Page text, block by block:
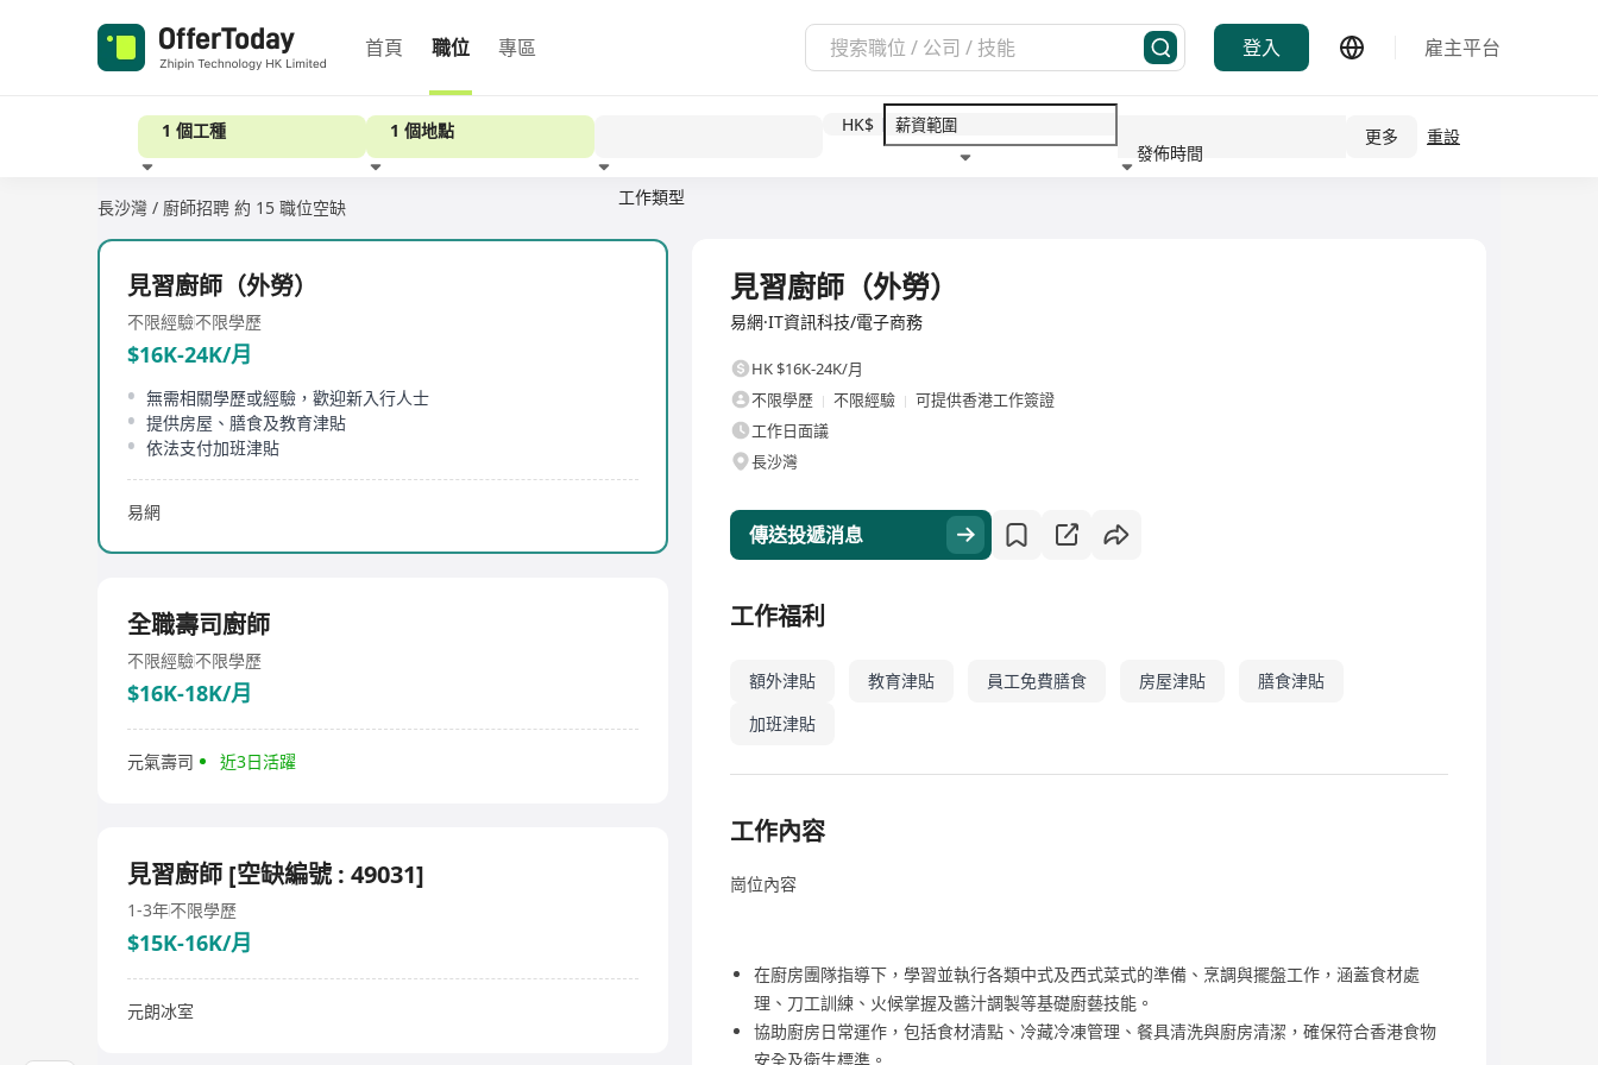
首頁 職位 專區 登入 雇主平台
1 個工種 1 個地點
工作類型
HK$
發佈時間
更多 重設
長沙灣 / 廚師招聘 約 15 職位空缺
見習廚師（外勞）
不限經驗不限學歷
$16K-24K/月
無需相關學歷或經驗，歡迎新入行人士
提供房屋、膳食及教育津貼
依法支付加班津貼
易網
全職壽司廚師
不限經驗不限學歷
$16K-18K/月
元氣壽司 近3日活躍
見習廚師 [空缺編號 : 49031]
1-3年不限學歷
$15K-16K/月
元朗冰室
見習廚師（外勞）
易網·IT資訊科技/電子商務
HK $16K-24K/月
不限學歷
不限經驗
可提供香港工作簽證
工作日面議
長沙灣
傳送投遞消息
工作福利
額外津貼 教育津貼 員工免費膳食 房屋津貼
膳食津貼
加班津貼
工作內容
崗位內容
在廚房團隊指導下，學習並執行各類中式及西式菜式的準備、烹調與擺盤工作，涵蓋食材處
理、刀工訓練、火候掌握及醬汁調製等基礎廚藝技能。
協助廚房日常運作，包括食材清點、冷藏冷凍管理、餐具清洗與廚房清潔，確保符合香港食物
安全及衛生標準。